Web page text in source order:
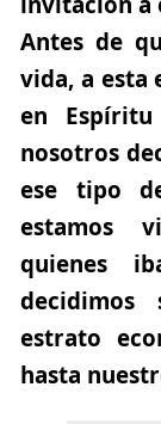
Antes de
vida, a esta
en
nosotros
ese tipo
estamos
quienes
decidimos
estrato
hasta